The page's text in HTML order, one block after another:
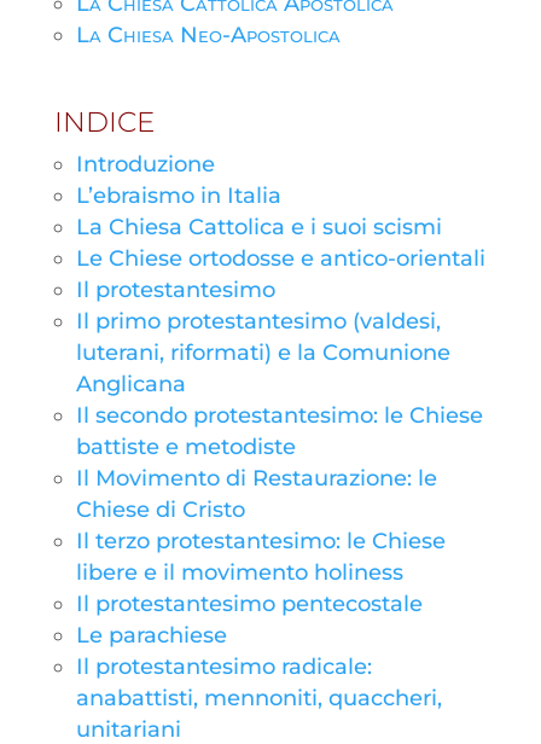
La Chiesa Neo-Apostolica
INDICE
Introduzione
L’ebraismo in Italia
La Chiesa Cattolica e i suoi scismi
Le Chiese ortodosse e antico-orientali
Il protestantesimo
Il primo protestantesimo (valdesi,
luterani, riformati) e la Comunione
Anglicana
Il secondo protestantesimo: le Chiese
battiste e metodiste
Il Movimento di Restaurazione: le
Chiese di Cristo
Il terzo protestantesimo: le Chiese
libere e il movimento holiness
Il protestantesimo pentecostale
Le parachiese
Il protestantesimo radicale:
anabattisti, mennoniti, quaccheri,
unitariani